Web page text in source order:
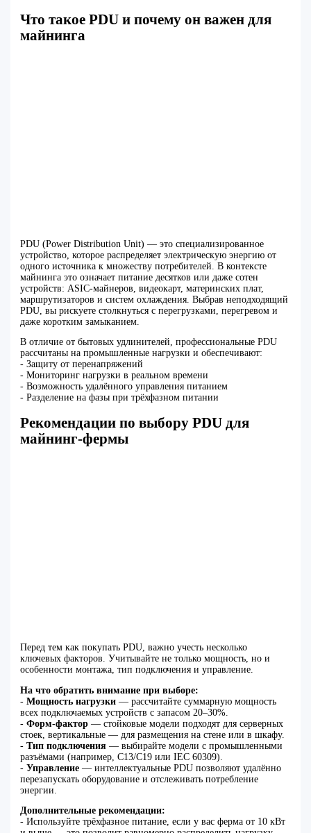
Что такое PDU и почему он важен для
майнинга
PDU (Power Distribution Unit) — это специализированное
устройство, которое распределяет электрическую энергию от
одного источника к множеству потребителей. В контексте
майнинга это означает питание десятков или даже сотен
устройств: ASIC-майнеров, видеокарт, материнских плат,
маршрутизаторов и систем охлаждения. Выбрав неподходящий
PDU, вы рискуете столкнуться с перегрузками, перегревом и
даже коротким замыканием.
В отличие от бытовых удлинителей, профессиональные PDU
рассчитаны на промышленные нагрузки и обеспечивают:
- Защиту от перенапряжений
- Мониторинг нагрузки в реальном времени
- Возможность удалённого управления питанием
- Разделение на фазы при трёхфазном питании
Рекомендации по выбору PDU для
майнинг-фермы
Перед тем как покупать PDU, важно учесть несколько
ключевых факторов. Учитывайте не только мощность, но и
особенности монтажа, тип подключения и управление.
На что обратить внимание при выборе:
-Мощность нагрузки — рассчитайте суммарную мощность
всех подключаемых устройств с запасом 20–30%.
-Форм-фактор — стойковые модели подходят для серверных
стоек, вертикальные — для размещения на стене или в шкафу.
-Тип подключения — выбирайте модели с промышленными
разъёмами (например, C13/C19 или IEC 60309).
-Управление — интеллектуальные PDU позволяют удалённо
перезапускать оборудование и отслеживать потребление
энергии.
Дополнительные рекомендации:
- Используйте трёхфазное питание, если у вас ферма от 10 кВт